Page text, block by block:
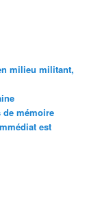
milieu militant,
de mémoire
est